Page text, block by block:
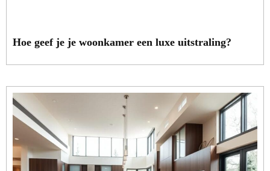
Hoe geef je je woonkamer een luxe uitstraling?